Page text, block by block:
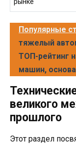
рынке
Популярные
тяжелый
ТОП-рейтинг
машин,
великого
прошлого
Этот раздел